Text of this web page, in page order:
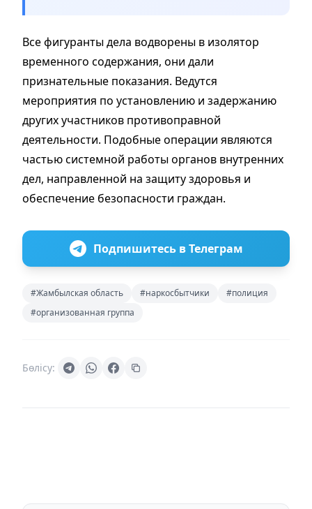
Все фигуранты дела водворены в изолятор
временного содержания, они дали
признательные показания. Ведутся
мероприятия по установлению и задержанию
других участников противоправной
деятельности. Подобные операции являются
частью системной работы органов внутренних
дел, направленной на защиту здоровья и
обеспечение безопасности граждан.
Подпишитесь в Телеграм
#Жамбылская область #наркосбытчики
#полиция
#организованная группа
Бөлісу: